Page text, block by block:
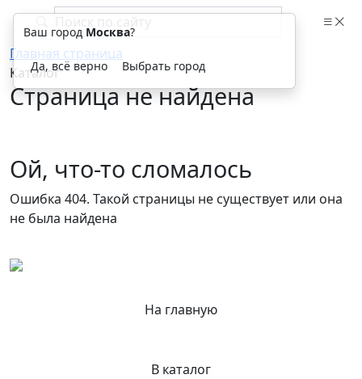
Главная страница
Каталог
Страница не найдена
Ой, что-то сломалось
Ошибка 404. Такой страницы не существует или она
не была найдена
На главную
В каталог
Ваш город Москва?
Да, всё верно Выбрать город